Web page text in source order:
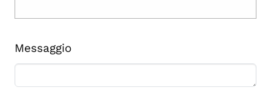
Messaggio